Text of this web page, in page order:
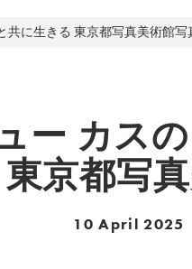
共に生きる 東京都写真美術館写
ー カス
京都写
10 April 2025